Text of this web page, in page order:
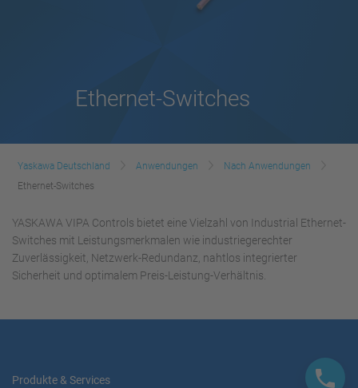
Ethernet-Switches
Yaskawa Deutschland Anwendungen
Nach Anwendungen
Ethernet-Switches
YASKAWA VIPA Controls bietet eine Vielzahl von Industrial Ethernet-
Switches mit Leistungsmerkmalen wie industriegerechter
Zuverlässigkeit, Netzwerk-Redundanz, nahtlos integrierter
Sicherheit und optimalem Preis-Leistung-Verhältnis.
Produkte & Services